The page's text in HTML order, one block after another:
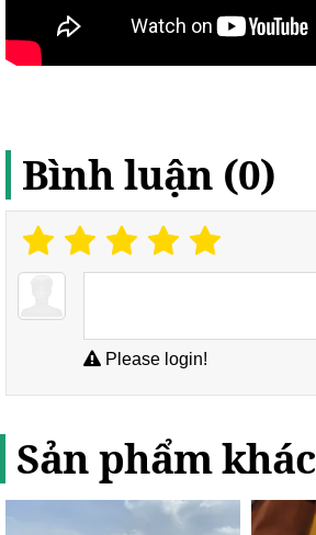
Bình luận (0)
Please login!
Sản phẩm khác